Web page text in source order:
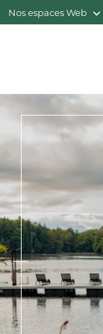
Nos espaces Web